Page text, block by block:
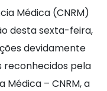
Médica (CNRM)
desta sexta-feira,
devidamente
pela
Médica – CNRM, a